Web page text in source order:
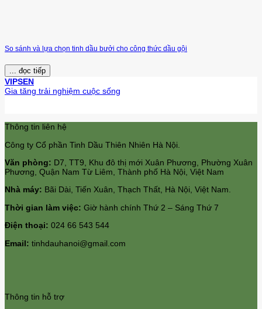
So sánh và lựa chọn tinh dầu bưởi cho công thức dầu gội
... đọc tiếp
VIPSEN
Gia tăng trải nghiệm cuộc sống
Thông tin liên hệ
Công ty Cổ phần Tinh Dầu Thiên Nhiên Hà Nội.
Văn phòng: D7, TT9, Khu đô thị mới Xuân Phương, Phường Xuân
Phương, Quận Nam Từ Liêm, Thành phố Hà Nội, Việt Nam
Nhà máy: Bãi Dài, Tiến Xuân, Thạch Thất, Hà Nội, Việt Nam.
Thời gian làm việc: Giờ hành chính Thứ 2 – Sáng Thứ 7
Điện thoại: 024 66 543 544
Email: tinhdauhanoi@gmail.com
Thông tin hỗ trợ